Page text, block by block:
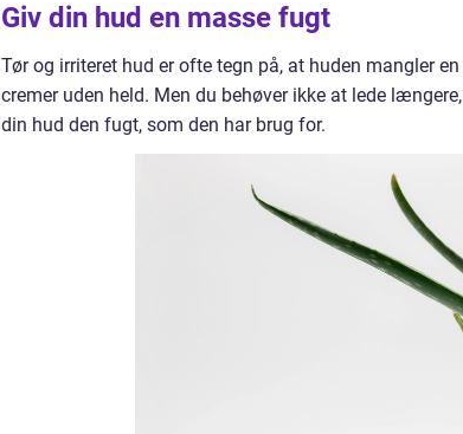
Giv din hud en masse fugt
Tør og irriteret hud er ofte tegn på, at huden mangler
cremer uden held. Men du behøver ikke at lede
din hud den fugt, som den har brug for.